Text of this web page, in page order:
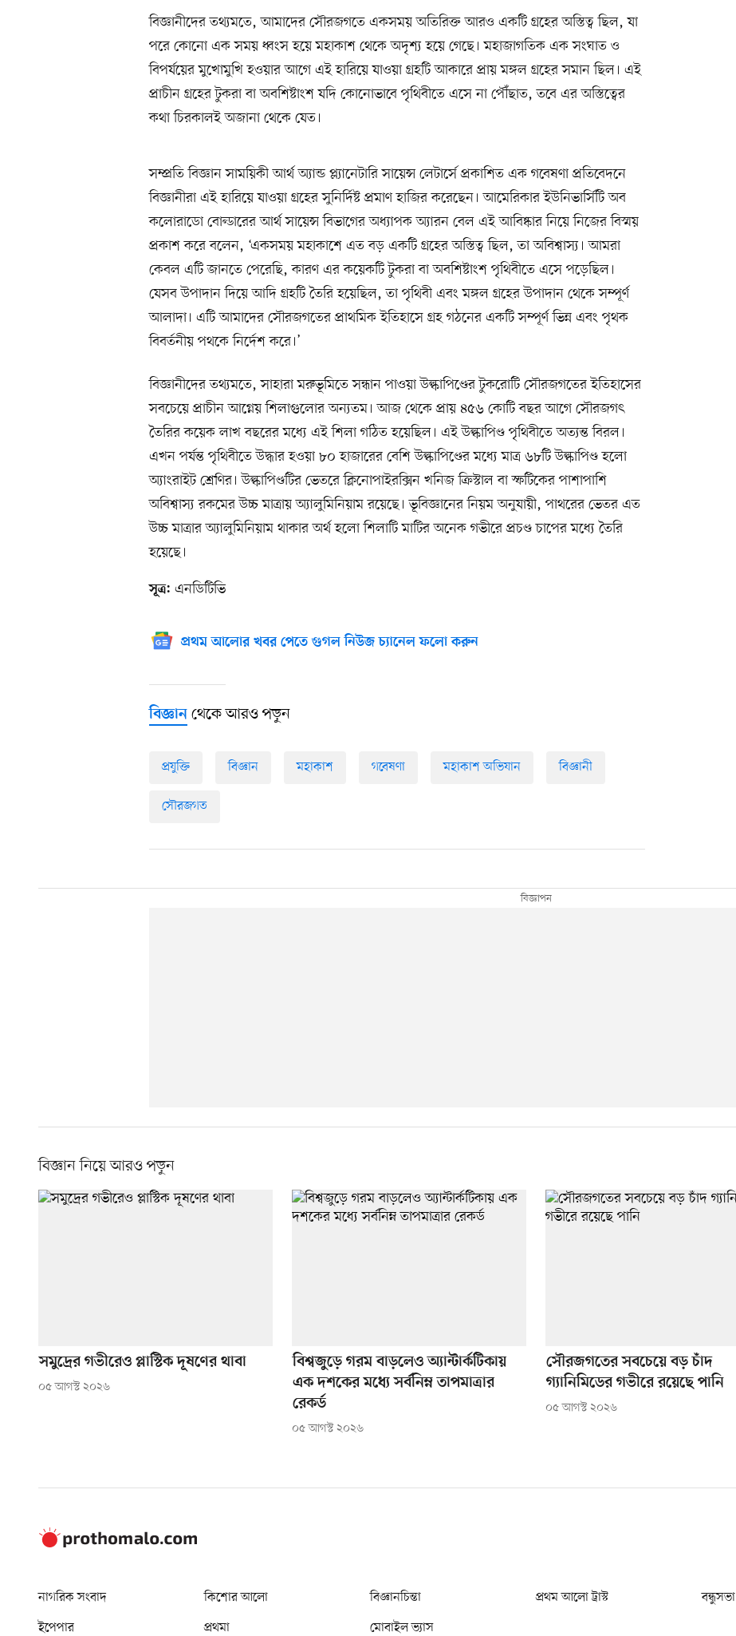
বিজ্ঞানীদের তথ্যমতে, আমাদের সৌরজগতে একসময় অতিরিক্ত আরও একটি গ্রহের অস্তিত্ব ছিল, যা
পরে কোনো এক সময় ধ্বংস হয়ে মহাকাশ থেকে অদৃশ্য হয়ে গেছে। মহাজাগতিক এক সংঘাত ও
বিপর্যয়ের মুখোমুখি হওয়ার আগে এই হারিয়ে যাওয়া গ্রহটি আকারে প্রায় মঙ্গল গ্রহের সমান ছিল। এই
প্রাচীন গ্রহের টুকরা বা অবশিষ্টাংশ যদি কোনোভাবে পৃথিবীতে এসে না পৌঁছাত, তবে এর অস্তিত্বের
কথা চিরকালই অজানা থেকে যেত।
সম্প্রতি বিজ্ঞান সাময়িকী আর্থ অ্যান্ড প্ল্যানেটারি সায়েন্স লেটার্সে প্রকাশিত এক গবেষণা প্রতিবেদনে
বিজ্ঞানীরা এই হারিয়ে যাওয়া গ্রহের সুনির্দিষ্ট প্রমাণ হাজির করেছেন। আমেরিকার ইউনিভার্সিটি অব
কলোরাডো বোল্ডারের আর্থ সায়েন্স বিভাগের অধ্যাপক অ্যারন বেল এই আবিষ্কার নিয়ে নিজের বিস্ময়
প্রকাশ করে বলেন, ‘একসময় মহাকাশে এত বড় একটি গ্রহের অস্তিত্ব ছিল, তা অবিশ্বাস্য। আমরা
কেবল এটি জানতে পেরেছি, কারণ এর কয়েকটি টুকরা বা অবশিষ্টাংশ পৃথিবীতে এসে পড়েছিল।
যেসব উপাদান দিয়ে আদি গ্রহটি তৈরি হয়েছিল, তা পৃথিবী এবং মঙ্গল গ্রহের উপাদান থেকে সম্পূর্ণ
আলাদা। এটি আমাদের সৌরজগতের প্রাথমিক ইতিহাসে গ্রহ গঠনের একটি সম্পূর্ণ ভিন্ন এবং পৃথক
বিবর্তনীয় পথকে নির্দেশ করে।’
বিজ্ঞানীদের তথ্যমতে, সাহারা মরুভূমিতে সন্ধান পাওয়া উল্কাপিণ্ডের টুকরোটি সৌরজগতের ইতিহাসের
সবচেয়ে প্রাচীন আগ্নেয় শিলাগুলোর অন্যতম। আজ থেকে প্রায় ৪৫৬ কোটি বছর আগে সৌরজগৎ
তৈরির কয়েক লাখ বছরের মধ্যে এই শিলা গঠিত হয়েছিল। এই উল্কাপিণ্ড পৃথিবীতে অত্যন্ত বিরল।
এখন পর্যন্ত পৃথিবীতে উদ্ধার হওয়া ৮০ হাজারের বেশি উল্কাপিণ্ডের মধ্যে মাত্র ৬৮টি উল্কাপিণ্ড হলো
অ্যাংরাইট শ্রেণির। উল্কাপিণ্ডটির ভেতরে ক্লিনোপাইরক্সিন খনিজ ক্রিস্টাল বা স্ফটিকের পাশাপাশি
অবিশ্বাস্য রকমের উচ্চ মাত্রায় অ্যালুমিনিয়াম রয়েছে। ভূবিজ্ঞানের নিয়ম অনুযায়ী, পাথরের ভেতর এত
উচ্চ মাত্রার অ্যালুমিনিয়াম থাকার অর্থ হলো শিলাটি মাটির অনেক গভীরে প্রচণ্ড চাপের মধ্যে তৈরি
হয়েছে।
সূত্র: এনডিটিভি
প্রথম আলোর খবর পেতে গুগল নিউজ চ্যানেল ফলো করুন
বিজ্ঞান থেকে আরও পড়ুন
প্রযুক্তি বিজ্ঞান মহাকাশ গবেষণা মহাকাশ অভিযান বিজ্ঞানী
সৌরজগত
বিজ্ঞান নিয়ে আরও পড়ুন
সমুদ্রের গভীরেও প্লাস্টিক দূষণের থাবা
০৫ আগস্ট ২০২৬
বিশ্বজুড়ে গরম বাড়লেও অ্যান্টার্কটিকায়
এক দশকের মধ্যে সর্বনিম্ন তাপমাত্রার
রেকর্ড
০৫ আগস্ট ২০২৬
সৌরজগতের সবচেয়ে বড় চাঁদ
গ্যানিমিডের গভীরে রয়েছে পানি
০৫ আগস্ট ২০২৬
নাগরিক সংবাদ কিশোর আলো বিজ্ঞানচিন্তা প্রথম আলো ট্রাস্ট বন্ধুসভা
ইপেপার
প্রথমা মোবাইল ভ্যাস